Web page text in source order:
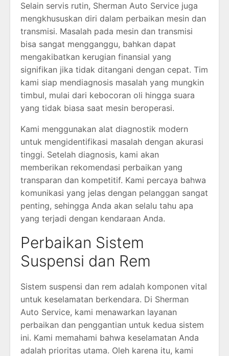
Selain servis rutin, Sherman Auto Service juga
mengkhususkan diri dalam perbaikan mesin dan
transmisi. Masalah pada mesin dan transmisi
bisa sangat mengganggu, bahkan dapat
mengakibatkan kerugian finansial yang
signifikan jika tidak ditangani dengan cepat. Tim
kami siap mendiagnosis masalah yang mungkin
timbul, mulai dari kebocoran oli hingga suara
yang tidak biasa saat mesin beroperasi.
Kami menggunakan alat diagnostik modern
untuk mengidentifikasi masalah dengan akurasi
tinggi. Setelah diagnosis, kami akan
memberikan rekomendasi perbaikan yang
transparan dan kompetitif. Kami percaya bahwa
komunikasi yang jelas dengan pelanggan sangat
penting, sehingga Anda akan selalu tahu apa
yang terjadi dengan kendaraan Anda.
Perbaikan Sistem
Suspensi dan Rem
Sistem suspensi dan rem adalah komponen vital
untuk keselamatan berkendara. Di Sherman
Auto Service, kami menawarkan layanan
perbaikan dan penggantian untuk kedua sistem
ini. Kami memahami bahwa keselamatan Anda
adalah prioritas utama. Oleh karena itu, kami